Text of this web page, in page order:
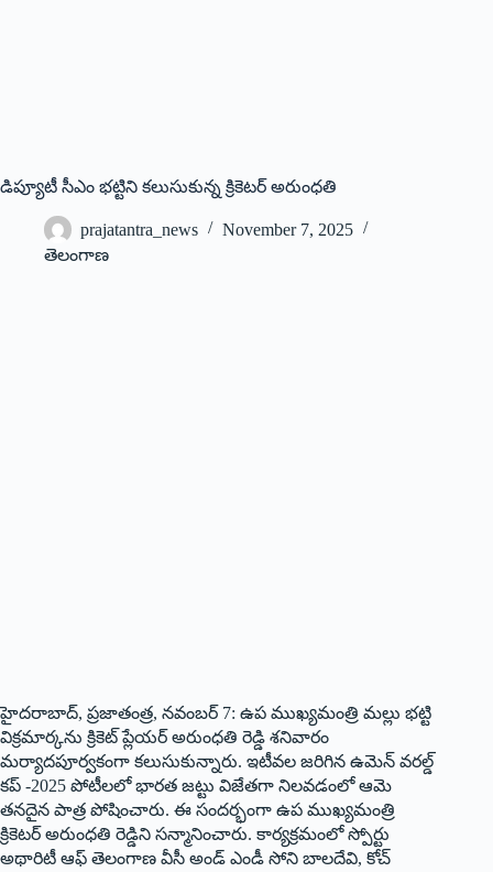
డిప్యూటీ సీఎం భట్టిని కలుసుకున్న క్రికెటర్‌ అరుంధతి
prajatantra_news
November 7, 2025
తెలంగాణ
హైదరాబాద్‌, ప్రజాతంత్ర, నవంబర్‌ 7: ఉప ముఖ్యమంత్రి మల్లు భట్టి
విక్రమార్కను క్రికెట్‌ ప్లేయర్‌ అరుంధతి రెడ్డి శనివారం
మర్యాదపూర్వకంగా కలుసుకున్నారు. ఇటీవల జరిగిన ఉమెన్‌ వరల్డ్‌
కప్‌ -2025 పోటీలలో భారత జట్టు విజేతగా నిలవడంలో ఆమె
తనదైన పాత్ర పోషించారు. ఈ సందర్భంగా ఉప ముఖ్యమంత్రి
క్రికెటర్‌ అరుంధతి రెడ్డిని సన్మానించారు. కార్యక్రమంలో స్పోర్టు
అథారిటీ ఆఫ్‌ తెలంగాణ వీసీ అండ్‌ ఎండీ సోని బాలదేవి, కోచ్‌